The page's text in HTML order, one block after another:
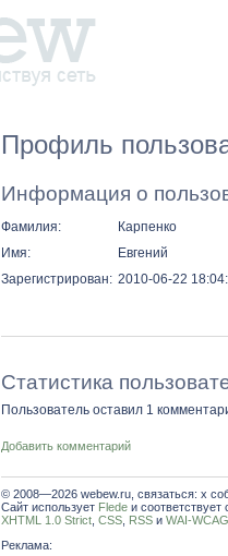
Профиль
Информация о
Фамилия:
Карпенко
Имя:
Евгений
Зарегистрирован: 2010-06-22
Статистика
Пользователь оставил 1
Добавить комментарий
© 2008—2026 webew.ru, связаться: x
Сайт использует Flede и соответствует
XHTML 1.0 Strict CSS RSS и WAI-
Реклама: